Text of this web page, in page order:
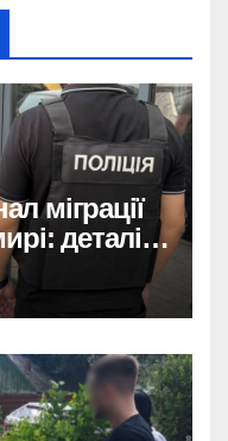
міграції
деталі